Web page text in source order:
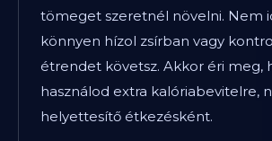
tömeget szeretnél növelni. Nem
könnyen hízol zsírban vagy
étrendet követsz. Akkor éri meg,
használod extra kalóriabevitelre,
helyettesítő étkezésként.